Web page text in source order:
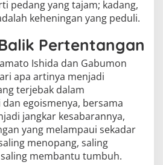
pedang yang tajam; kadang,
keheningan yang peduli.
Pertentangan
Ishida dan Gabumon
apa artinya menjadi
terjebak dalam
egoismenya, bersama
jangkar kesabarannya,
yang melampaui sekadar
menopang, saling
membantu tumbuh.